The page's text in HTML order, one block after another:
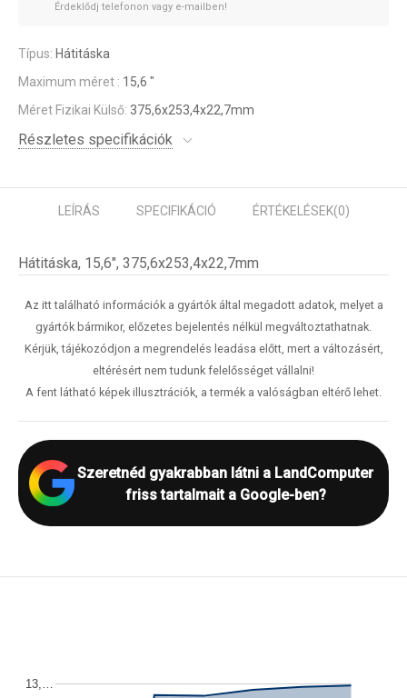
Érdeklődj telefonon vagy e-mailben!
Típus: Hátitáska
Maximum méret : 15,6 "
Méret Fizikai Külső: 375,6x253,4x22,7mm
Részletes specifikációk
LEÍRÁS SPECIFIKÁCIÓ ÉRTÉKELÉSEK(0)
Hátitáska, 15,6", 375,6x253,4x22,7mm
Az itt található információk a gyártók által megadott adatok, melyet a
gyártók bármikor, előzetes bejelentés nélkül megváltoztathatnak.
Kérjük, tájékozódjon a megrendelés leadása előtt, mert a változásért,
eltérésért nem tudunk felelősséget vállalni!
A fent látható képek illusztrációk, a termék a valóságban eltérő lehet.
Szeretnéd gyakrabban látni a LandComputer
friss tartalmait a Google-ben?
13,…